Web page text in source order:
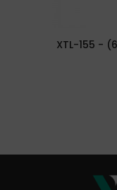
XTL-155 -